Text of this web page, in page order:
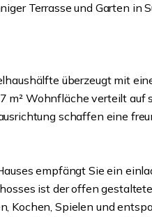
Terrasse und Garten in
überzeugt mit
m² Wohnfläche verteilt
schaffen eine
empfängt Sie ein
ist der offen
Kochen, Spielen und